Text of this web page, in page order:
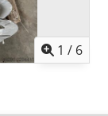
1 / 6